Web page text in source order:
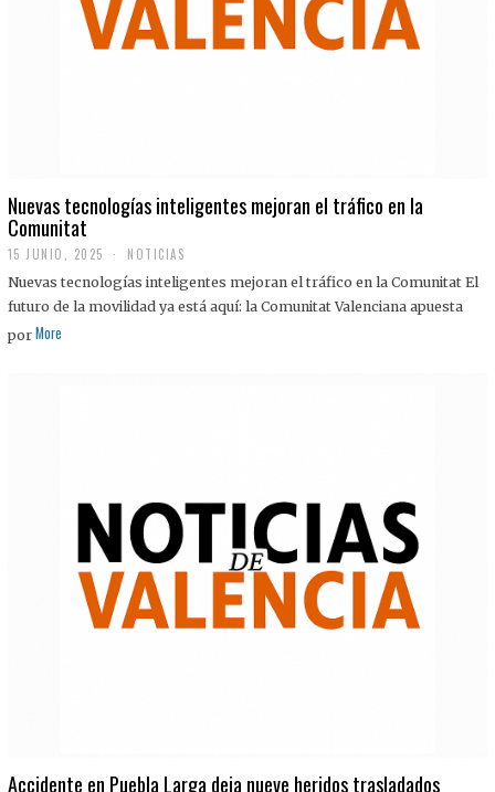
Nuevas tecnologías inteligentes mejoran el tráfico en la
Comunitat
15 JUNIO, 2025 NOTICIAS
Nuevas tecnologías inteligentes mejoran el tráfico en la Comunitat El
futuro de la movilidad ya está aquí: la Comunitat Valenciana apuesta
por More
Accidente en Puebla Larga deja nueve heridos trasladados